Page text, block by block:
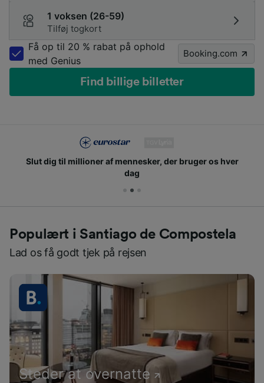
1 voksen (26-59)
Tilføj togkort
Få op til 20 % rabat på ophold
med Genius
Booking.com
Find billige billetter
Slut dig til millioner af mennesker, der bruger os hver
dag
Populært i Santiago de Compostela
Lad os få godt tjek på rejsen
Steder at overnatte